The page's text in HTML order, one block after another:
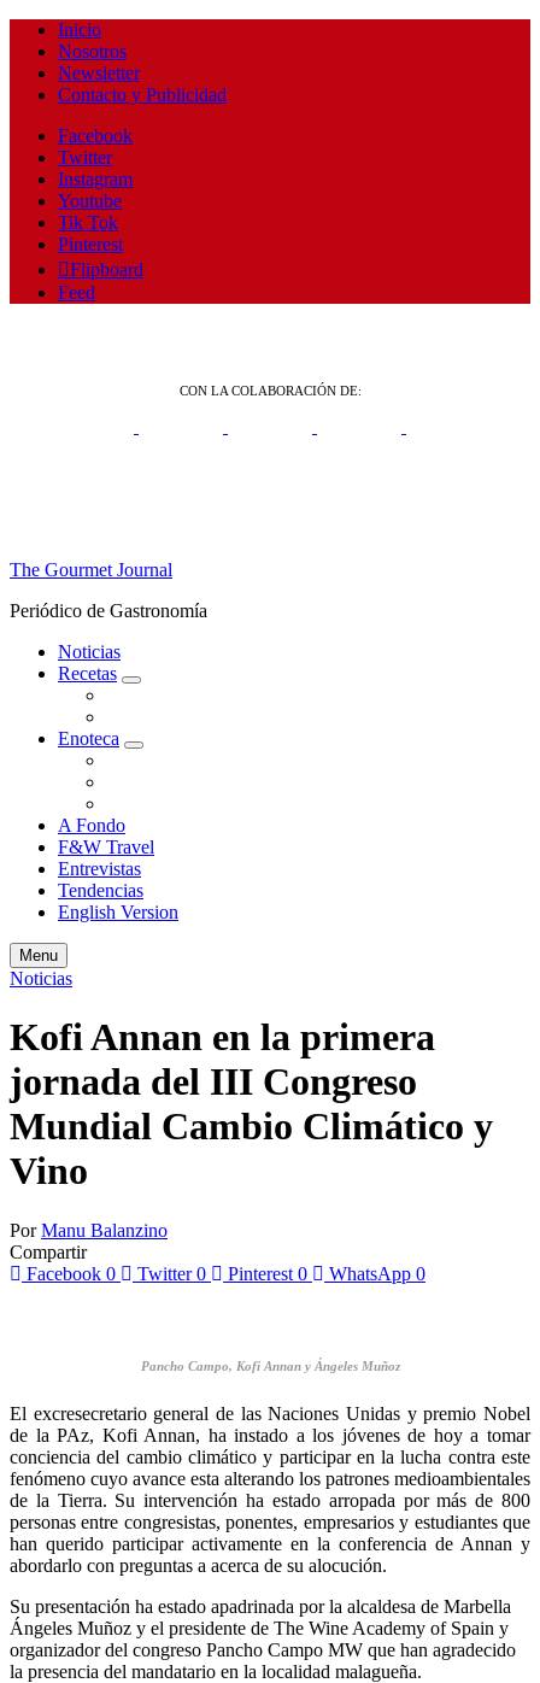
Inicio
Nosotros
Newsletter
Contacto y Publicidad
Facebook
Twitter
Instagram
Youtube
Tik Tok
Pinterest
Flipboard
Feed
CON LA COLABORACIÓN DE:
The Gourmet Journal
Periódico de Gastronomía
Noticias
Recetas
expand
Enoteca
expand
A Fondo
F&W Travel
Entrevistas
Tendencias
English Version
Search
Menu
Noticias
Kofi Annan en la primera
jornada del III Congreso
Mundial Cambio Climático y
Vino
PorManu Balanzino
Compartir
Facebook 0 Twitter 0 Pinterest 0 WhatsApp 0
Pancho Campo, Kofi Annan y Ángeles Muñoz
El excresecretario general de las Naciones Unidas y premio Nobel
de la PAz, Kofi Annan, ha instado a los jóvenes de hoy a tomar
conciencia del cambio climático y participar en la lucha contra este
fenómeno cuyo avance esta alterando los patrones medioambientales
de la Tierra. Su intervención ha estado arropada por más de 800
personas entre congresistas, ponentes, empresarios y estudiantes que
han querido participar activamente en la conferencia de Annan y
abordarlo con preguntas a acerca de su alocución.
Su presentación ha estado apadrinada por la alcaldesa de Marbella
Ángeles Muñoz y el presidente de The Wine Academy of Spain y
organizador del congreso Pancho Campo MW que han agradecido
la presencia del mandatario en la localidad malagueña.